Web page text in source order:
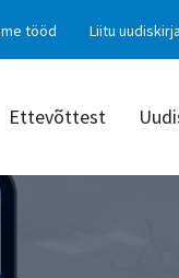
tööd Liitu
Ettevõttest